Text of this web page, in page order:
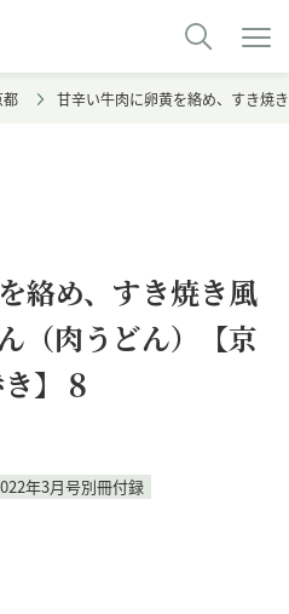
都 甘辛い牛肉に卵黄を絡め、すき焼
絡め、すき焼き風
（肉うどん）【京
】８
年3月号別冊付録